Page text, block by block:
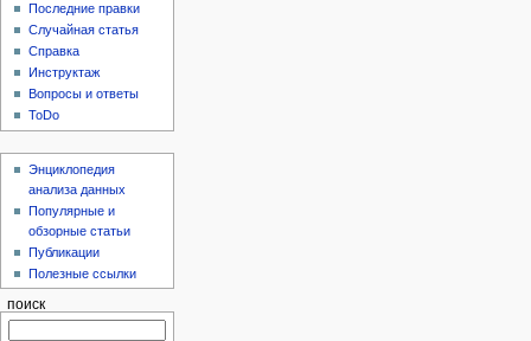
Последние правки
Случайная статья
Справка
Инструктаж
Вопросы и ответы
ToDo
Энциклопедия
анализа данных
Популярные и
обзорные статьи
Публикации
Полезные ссылки
поиск